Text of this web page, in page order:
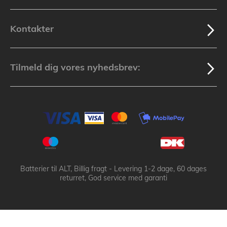
Kontakter
Tilmeld dig vores nyhedsbrev:
Batterier til ALT, Billig fragt - Levering 1-2 dage, 60 dages
returret, God service med garanti